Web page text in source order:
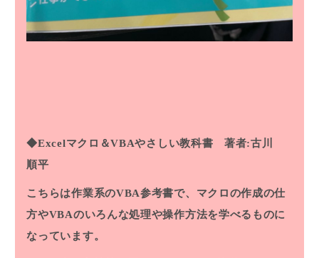
◆Excelマクロ＆VBAやさしい教科書 著者:古川
順平
こちらは作業系のVBA参考書で、マクロの作成の仕
方やVBAのいろんな処理や操作方法を学べるものに
なっています。